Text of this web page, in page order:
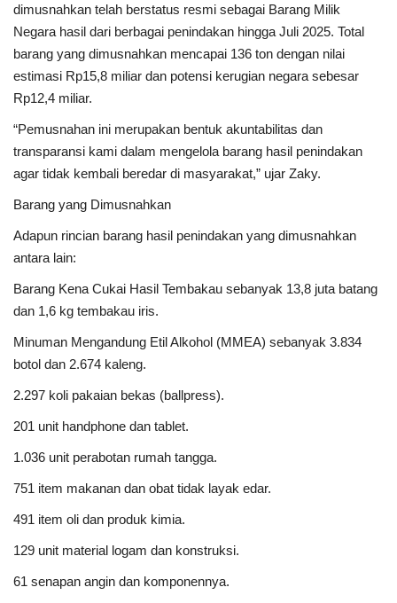
dimusnahkan telah berstatus resmi sebagai Barang Milik
Negara hasil dari berbagai penindakan hingga Juli 2025. Total
barang yang dimusnahkan mencapai 136 ton dengan nilai
estimasi Rp15,8 miliar dan potensi kerugian negara sebesar
Rp12,4 miliar.
“Pemusnahan ini merupakan bentuk akuntabilitas dan
transparansi kami dalam mengelola barang hasil penindakan
agar tidak kembali beredar di masyarakat,” ujar Zaky.
Barang yang Dimusnahkan
Adapun rincian barang hasil penindakan yang dimusnahkan
antara lain:
Barang Kena Cukai Hasil Tembakau sebanyak 13,8 juta batang
dan 1,6 kg tembakau iris.
Minuman Mengandung Etil Alkohol (MMEA) sebanyak 3.834
botol dan 2.674 kaleng.
2.297 koli pakaian bekas (ballpress).
201 unit handphone dan tablet.
1.036 unit perabotan rumah tangga.
751 item makanan dan obat tidak layak edar.
491 item oli dan produk kimia.
129 unit material logam dan konstruksi.
61 senapan angin dan komponennya.